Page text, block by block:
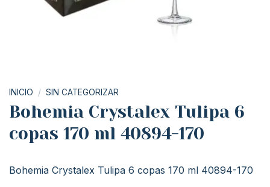
INICIO / SIN CATEGORIZAR
Bohemia Crystalex Tulipa 6
copas 170 ml 40894-170
Bohemia Crystalex Tulipa 6 copas 170 ml 40894-170